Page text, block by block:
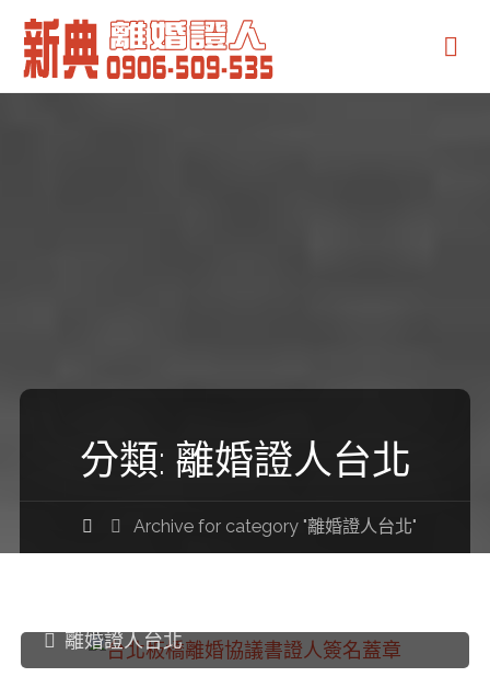
分類: 離婚證人台北
HomeArchive for category "離婚證人台北"
離婚證人台北